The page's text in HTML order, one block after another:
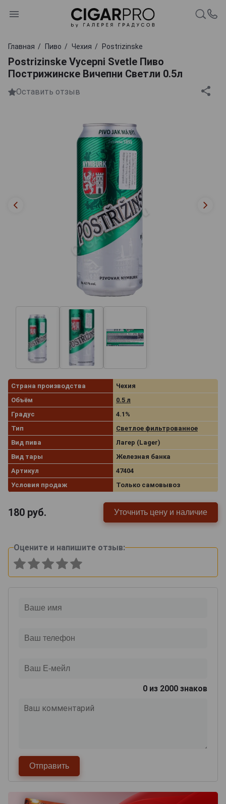
Главная Пиво Чехия Postrizinske
Postrizinske Vycepni Svetle Пиво
Пострижинске Вичепни Светли 0.5л
Оставить отзыв
Страна производства
Чехия
Объём
0.5 л
Градус
4.1%
Тип
Светлое фильтрованное
Вид пива
Лагер (Lager)
Вид тары
Железная банка
Артикул
47404
Условия продаж
Только самовывоз
180 руб. Уточнить цену и наличие
Оцените и напишите отзыв:
0 из 2000 знаков